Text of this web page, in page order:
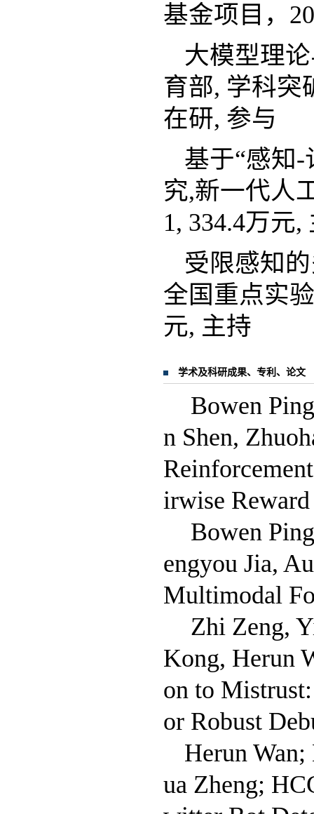
基金项目，
大模型理
育部, 学科突
在研, 参与
基于“感知
究,新一代人
1, 334.4万元,
受限感知
全国重点实
元, 主持
学术及科研成果、专利、论文
Bowen
n Shen,
irwise
Bowen
engyou Jia,
Multimodal
Zhi Zeng,
Kong, Herun
on to
or Robust
Herun
ua Zheng;